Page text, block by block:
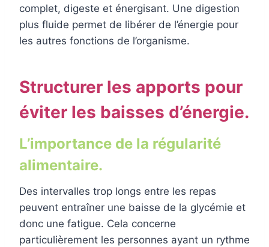
complet, digeste et énergisant. Une digestion
plus fluide permet de libérer de l’énergie pour
les autres fonctions de l’organisme.
Structurer les apports pour
éviter les baisses d’énergie.
L’importance de la régularité
alimentaire.
Des intervalles trop longs entre les repas
peuvent entraîner une baisse de la glycémie et
donc une fatigue. Cela concerne
particulièrement les personnes ayant un rythme